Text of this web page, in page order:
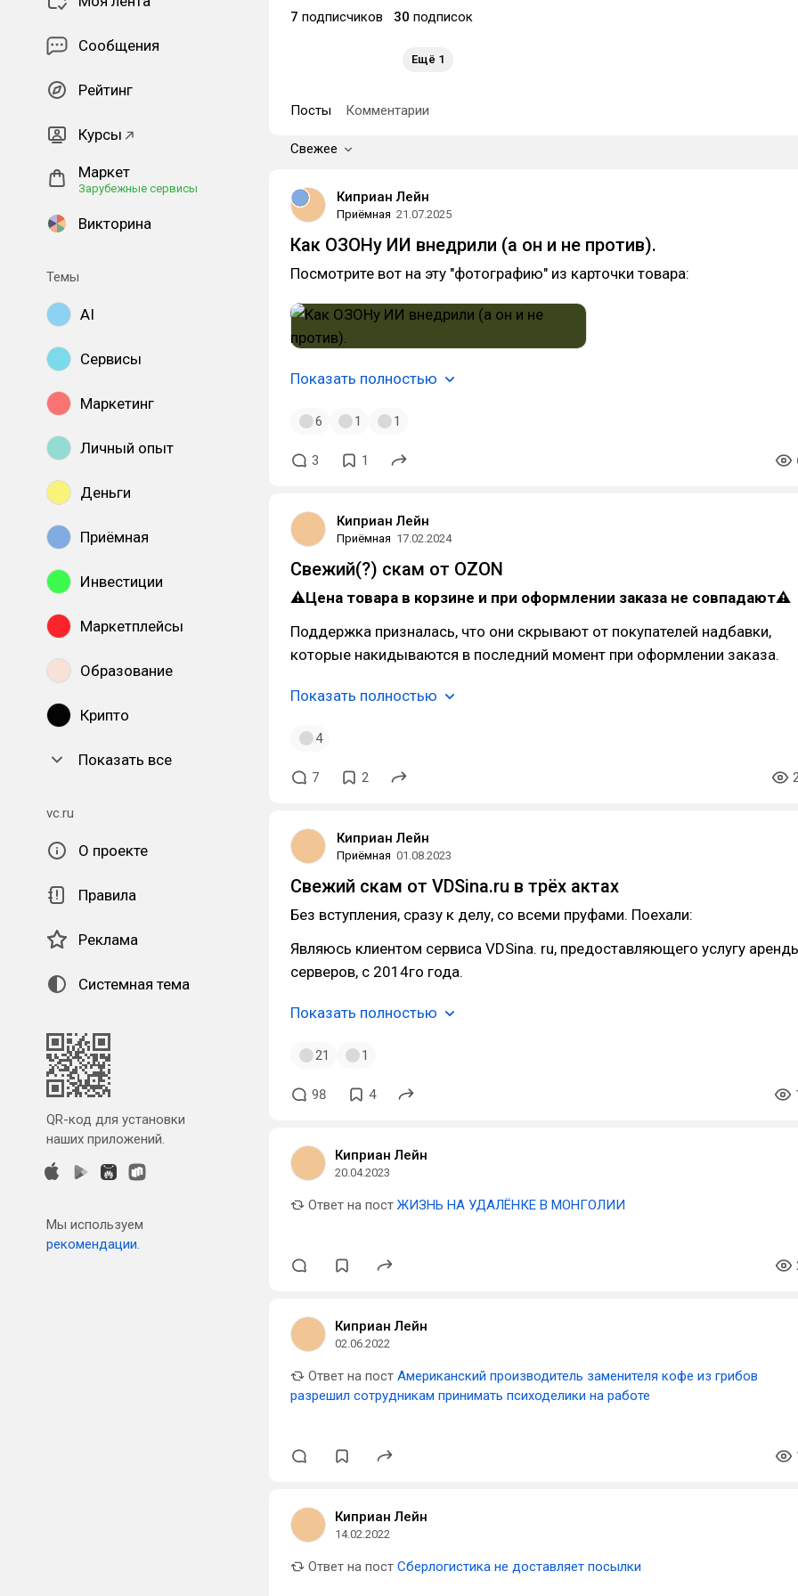
Сообщения
Рейтинг
Курсы
Маркет
Зарубежные сервисы
Викторина
Темы
AI
Сервисы
Маркетинг
Личный опыт
Деньги
Приёмная
Инвестиции
Маркетплейсы
Образование
Крипто
Показать все
vc.ru
О проекте
Правила
Реклама
Системная тема
QR-код для установки
наших приложений.
Мы используем
рекомендации.
7 подписчиков 30 подписок
Ещё 1
Посты Комментарии
Свежее
Киприан Лейн
Приёмная 21.07.2025
Как ОЗОНу ИИ внедрили (а он и не против).
Посмотрите вот на эту "фотографию" из карточки товара:
Показать полностью
6 1 1
3 1
Киприан Лейн
Приёмная 17.02.2024
Свежий(?) скам от OZON
⚠Цена товара в корзине и при оформлении заказа не совпадают⚠
Поддержка призналась, что они скрывают от покупателей надбавки,
которые накидываются в последний момент при оформлении заказа.
Показать полностью
4
7 2
Киприан Лейн
Приёмная 01.08.2023
Свежий скам от VDSina.ru в трёх актах
Без вступления, сразу к делу, со всеми пруфами. Поехали:
Являюсь клиентом сервиса VDSina. ru, предоставляющего услугу
серверов, с 2014го года.
Показать полностью
21 1
98 4
Киприан Лейн
20.04.2023
Ответ на пост ЖИЗНЬ НА УДАЛЁНКЕ В МОНГОЛИИ
Киприан Лейн
02.06.2022
Ответ на пост Американский производитель заменителя кофе из грибов
разрешил сотрудникам принимать психоделики на работе
Киприан Лейн
14.02.2022
Ответ на пост Сберлогистика не доставляет посылки